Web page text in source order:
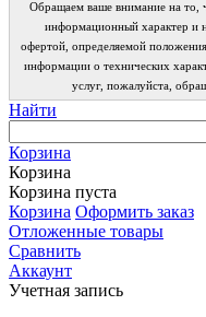
Обращаем ваше внимание на то,
информационный характер и
офертой, определяемой
информации о технических
услуг, пожалуйста,
Найти
Корзина
Корзина
Корзина пуста
Корзина Оформить заказ
Отложенные товары
Сравнить
Аккаунт
Учетная запись